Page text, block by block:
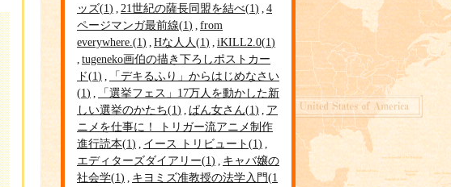
ッズ 1 21世紀の薩長同盟を結べ 1
4
ページマンガ最前線 1
from
everywhere.
1 Hな人人 1 iKILL2.0 1
tugeneko画伯の描き下ろしポストカー
ド 1
「デキるふり」からはじめなさい
1
「選挙フェス」17万人を動かした新
しい選挙のかたち 1 ぱん女さん 1
ア
ニメを仕事に！ トリガー流アニメ制作
進行読本 1 イース トリビュート 1
エディターズダイアリー 1
キャバ嬢の
社会学 1 キヨミズ准教授の法学入門 1